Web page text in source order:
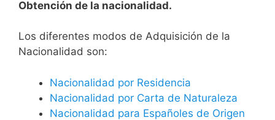
Obtención de la nacionalidad.
​​​Los diferentes modos de Adquisición de la
Nacionalidad son:
Nacionalidad por Residencia
Nacionalidad por Carta de Naturaleza
Nacionalidad para Españoles de Origen